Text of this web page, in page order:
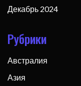
Декабрь 2024
Рубрики
Австралия
Азия